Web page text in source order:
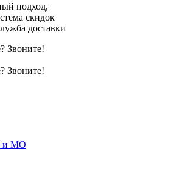
подход,
скидок
доставки
Звоните!
Звоните!
и МО